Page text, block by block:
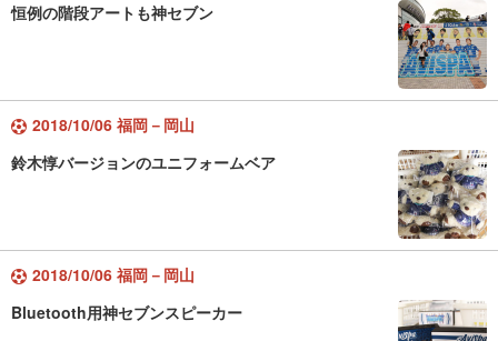
恒例の階段アートも神セブン
2018/10/06 福岡－岡山
鈴木惇バージョンのユニフォームベア
2018/10/06 福岡－岡山
Bluetooth用神セブンスピーカー